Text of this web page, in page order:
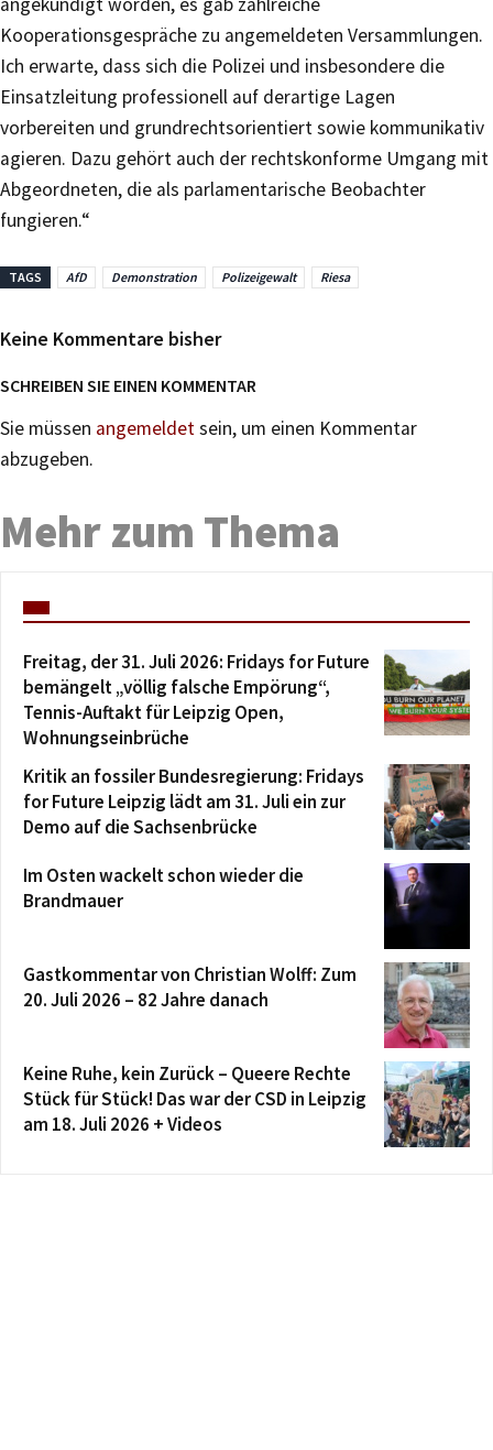
Kooperationsgespräche zu angemeldeten Versammlungen.
Ich erwarte, dass sich die Polizei und insbesondere die
Einsatzleitung professionell auf derartige Lagen
vorbereiten und grundrechtsorientiert sowie kommunikativ
agieren. Dazu gehört auch der rechtskonforme Umgang mit
Abgeordneten, die als parlamentarische Beobachter
fungieren.“
TAGS AfD Demonstration Polizeigewalt Riesa
Keine Kommentare bisher
SCHREIBEN SIE EINEN KOMMENTAR
Sie müssen angemeldetsein, um einen Kommentar
abzugeben.
Mehr zum Thema
Freitag, der 31. Juli 2026: Fridays for Future
bemängelt „völlig falsche Empörung“,
Tennis-Auftakt für Leipzig Open,
Wohnungseinbrüche
Kritik an fossiler Bundesregierung: Fridays
for Future Leipzig lädt am 31. Juli ein zur
Demo auf die Sachsenbrücke
Im Osten wackelt schon wieder die
Brandmauer
Gastkommentar von Christian Wolff: Zum
20. Juli 2026 – 82 Jahre danach
Keine Ruhe, kein Zurück – Queere Rechte
Stück für Stück! Das war der CSD in Leipzig
am 18. Juli 2026 + Videos